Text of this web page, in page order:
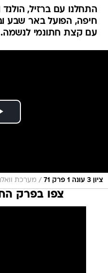
התחלנו עם ברזיל, הולנד
חיפה, הפועל באר שבע
עם קצת חתונמי לנשמה.
ציון 3 עונה 1 פרק 71 / מערכת
צפו בפרק